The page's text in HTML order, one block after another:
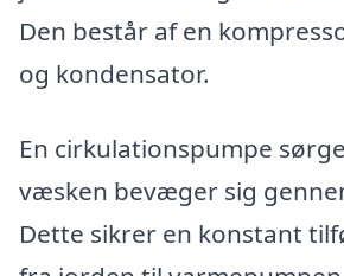
Den består af en
og kondensator.
En cirkulationspumpe
væsken bevæger sig
Dette sikrer en konstant